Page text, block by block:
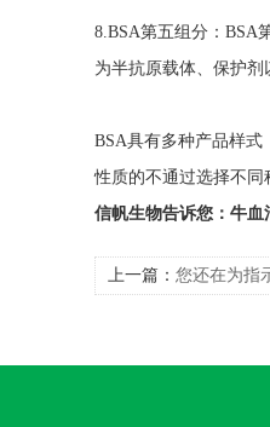
8.BSA第五组分：BSA
为半抗原载体、保护剂
BSA具有多种产品样
性质的不通过选择不
信帆生物告诉您：牛
上一篇： 您还在为指